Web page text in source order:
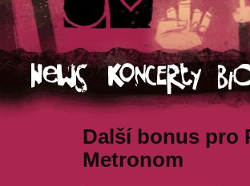
Další bonus pro
Metronom